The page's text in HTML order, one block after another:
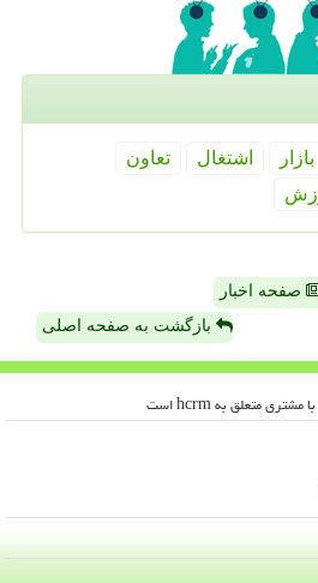
بازار اشتغال
تعاون
صفحه اخبار
بازگشت به صفحه اصلی